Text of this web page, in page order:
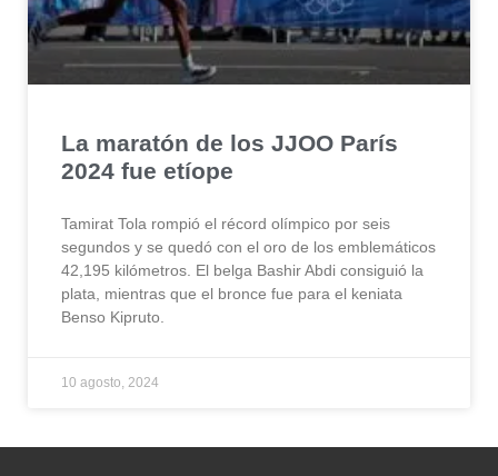
La maratón de los JJOO París
2024 fue etíope
Tamirat Tola rompió el récord olímpico por seis
segundos y se quedó con el oro de los emblemáticos
42,195 kilómetros. El belga Bashir Abdi consiguió la
plata, mientras que el bronce fue para el keniata
Benso Kipruto.
10 agosto, 2024